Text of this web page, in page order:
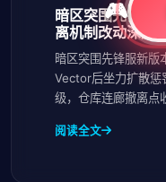
暗区突围先锋服
离机制改动深度分
暗区突围先锋服新版
Vector后坐力扩散惩
级，仓库连廊撤离点
阅读全文